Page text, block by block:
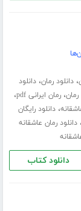
،دانلود رمان،دانلود
،رمان ایرانی pdf ،
،دانلود رایگان
،دانلود رمان عاشقانه
دانلود کتاب